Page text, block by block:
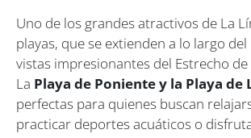
Uno de los grandes atractivos de La
playas, que se extienden a lo largo
vistas impresionantes del Estrecho
La Playa de Poniente y la Playa de
perfectas para quienes buscan
practicar deportes acuáticos o